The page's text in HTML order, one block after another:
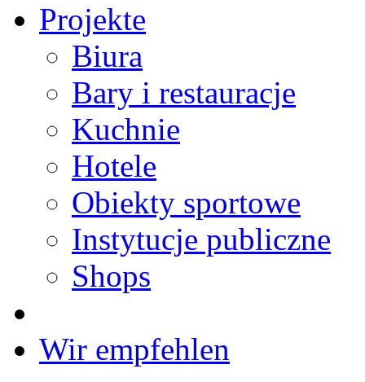
Projekte
Biura
Bary i restauracje
Kuchnie
Hotele
Obiekty sportowe
Instytucje publiczne
Shops
Wir empfehlen